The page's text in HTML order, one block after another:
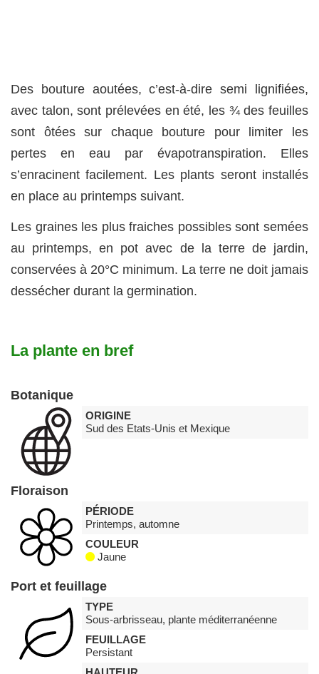
Des bouture aoutées, c’est-à-dire semi lignifiées,
avec talon, sont prélevées en été, les ¾ des feuilles
sont ôtées sur chaque bouture pour limiter les
pertes en eau par évapotranspiration. Elles
s’enracinent facilement. Les plants seront installés
en place au printemps suivant.
Les graines les plus fraiches possibles sont semées
au printemps, en pot avec de la terre de jardin,
conservées à 20°C minimum. La terre ne doit jamais
dessécher durant la germination.
La plante en bref
Botanique
ORIGINE
Sud des Etats-Unis et Mexique
Floraison
PÉRIODE
Printemps, automne
COULEUR
Jaune
Port et feuillage
TYPE
Sous-arbrisseau, plante méditerranéenne
FEUILLAGE
Persistant